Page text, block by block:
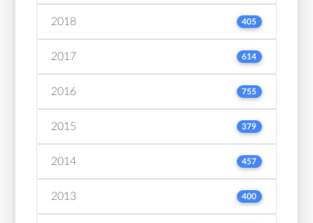
2018 405
2017 614
2016 755
2015 379
2014 457
2013 400